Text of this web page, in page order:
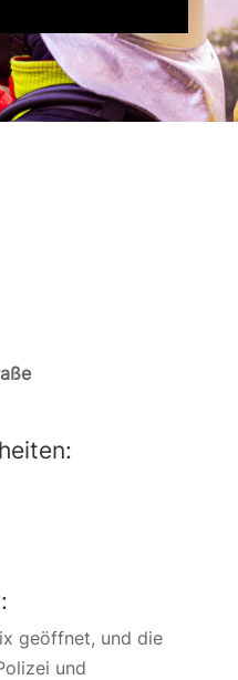
geöffnet, und die
und